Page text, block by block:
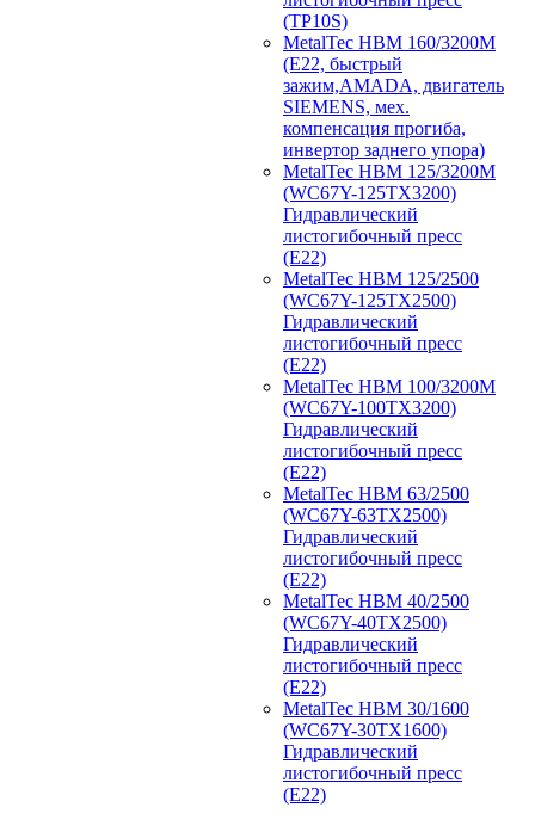
(TP10S)
MetalTec HBM 160/3200M
(E22, быстрый
зажим,AMADA, двигатель
SIEMENS, мех.
компенсация прогиба,
инвертор заднего упора)
MetalTec HBM 125/3200M
(WC67Y-125TX3200)
Гидравлический
листогибочный пресс
(E22)
MetalTec HBM 125/2500
(WC67Y-125TX2500)
Гидравлический
листогибочный пресс
(E22)
MetalTec HBM 100/3200M
(WC67Y-100TX3200)
Гидравлический
листогибочный пресс
(E22)
MetalTec HBM 63/2500
(WC67Y-63TX2500)
Гидравлический
листогибочный пресс
(E22)
MetalTec HBM 40/2500
(WC67Y-40TX2500)
Гидравлический
листогибочный пресс
(E22)
MetalTec HBM 30/1600
(WC67Y-30TX1600)
Гидравлический
листогибочный пресс
(E22)